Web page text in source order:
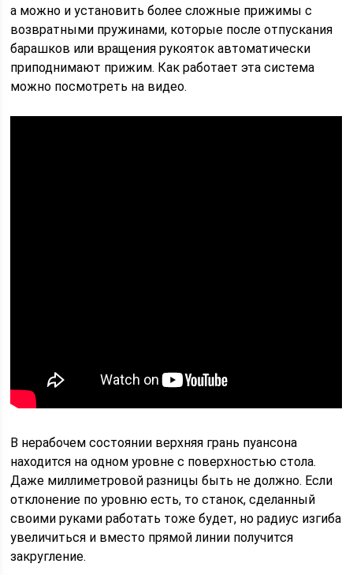
а можно и установить более сложные прижимы с
возвратными пружинами, которые после отпускания
барашков или вращения рукояток автоматически
приподнимают прижим. Как работает эта система
можно посмотреть на видео.
В нерабочем состоянии верхняя грань пуансона
находится на одном уровне с поверхностью стола.
Даже миллиметровой разницы быть не должно. Если
отклонение по уровню есть, то станок, сделанный
своими руками работать тоже будет, но радиус изгиба
увеличиться и вместо прямой линии получится
закругление.